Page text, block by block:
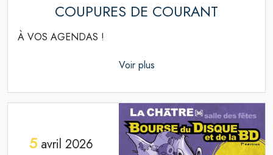
COUPURES DE COURANT
À VOS AGENDAS !
Voir plus
5 avril 2026